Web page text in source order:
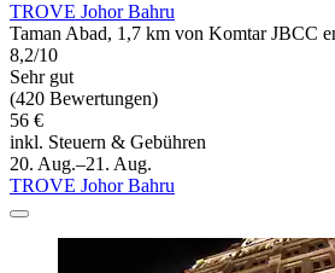
TROVE Johor Bahru
Taman Abad, 1,7 km von Komtar JBCC
8,2/10
Sehr gut
(420 Bewertungen)
56 €
inkl. Steuern & Gebühren
20. Aug.–21. Aug.
TROVE Johor Bahru